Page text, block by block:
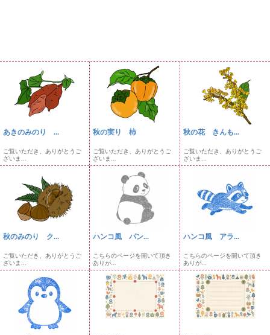
あきのみのり ...
ご覧いただき、ありがとうご
ざいま...
秋の実り 柿
ご覧いただき、ありがとうご
ざいま...
秋の花 きんも...
ご覧いただき、ありがとうご
ざいま...
秋のみのり ク...
ご覧いただき、ありがとうご
ざいま...
ハンコ風 パン...
こちらのページを開いて頂き
ありが...
ハンコ風 アラ...
こちらのページを開いて頂き
ありが...